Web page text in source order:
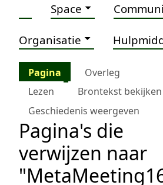
Space
Organisatie
Pagina Overleg
Lezen
Brontekst bekijken
Geschiedenis weergeven
Pagina's die
verwijzen naar